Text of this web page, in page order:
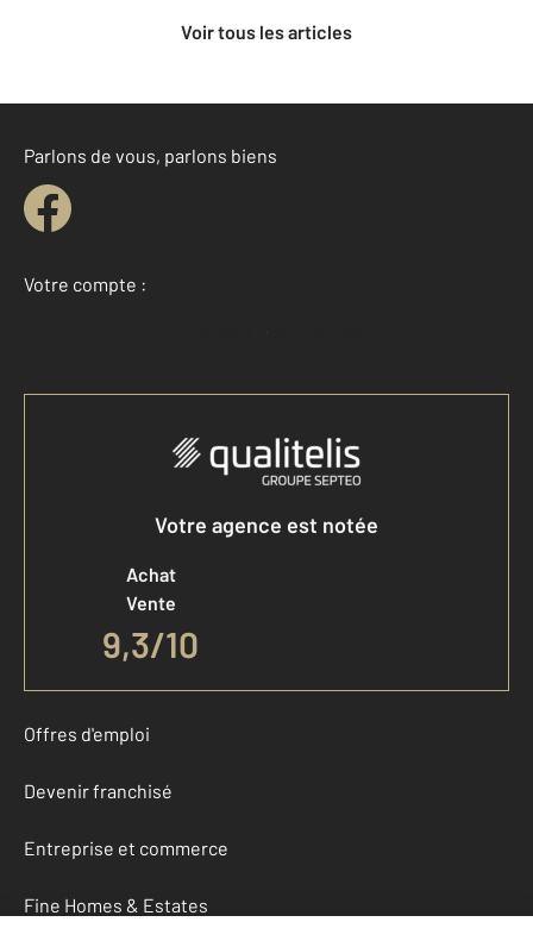
Voir tous les articles
Parlons de vous, parlons biens
Votre compte :
Accéder à mon compte
Votre agence est notée
Achat
Vente
9,3/10
Offres d'emploi
Devenir franchisé
Entreprise et commerce
Fine Homes & Estates